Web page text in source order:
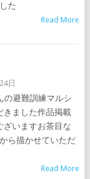
た
Read More
日
の避難訓練マルシ
きました作品掲載
ざいますお茶目な
ら描かせていただ
Read More